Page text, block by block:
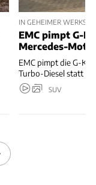
IN GEHEIMER
EMC pimpt G-
Mercedes-
EMC pimpt die G-
Turbo-Diesel statt
SUV